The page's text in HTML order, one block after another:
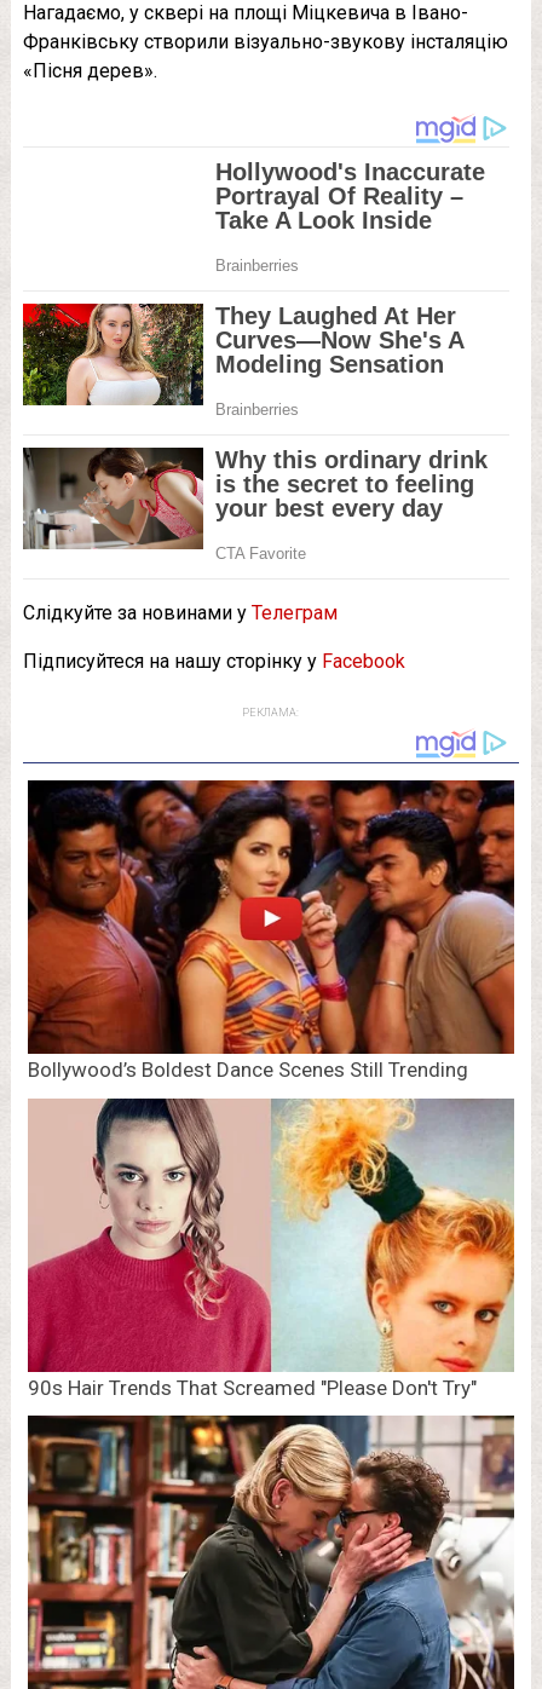
Нагадаємо, у сквері на площі Міцкевича в Івано-
Франківську створили візуально-звукову інсталяцію
«Пісня дерев».
Слідкуйте за новинами у Телеграм
Підписуйтеся на нашу сторінку у Facebook
РЕКЛАМА: